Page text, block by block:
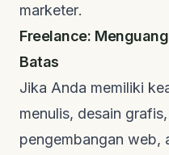
marketer.
Freelance:
Batas
Jika Anda memiliki
menulis, desain
pengembangan web,